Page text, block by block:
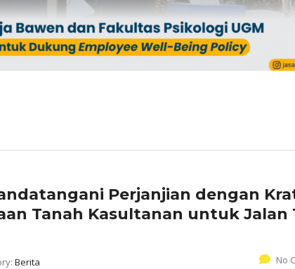
Perjanjian dengan
Tanah Kasultanan untuk Jalan
Berita No